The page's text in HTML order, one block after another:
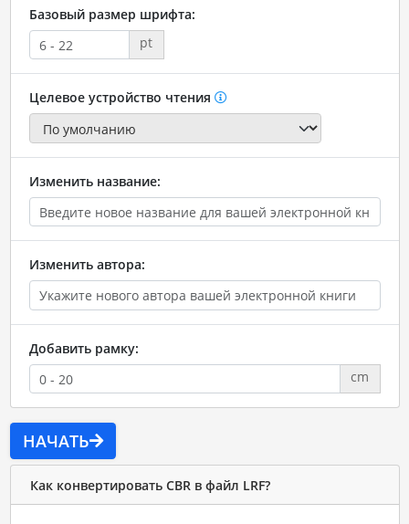
Базовый размер шрифта:
pt
Целевое устройство чтения
Изменить название:
Изменить автора:
Добавить рамку:
cm
НАЧАТЬ
Как конвертировать CBR в файл LRF?